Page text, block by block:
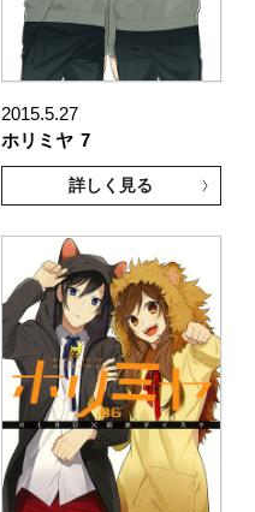
2015.5.27
ホリミヤ 7
詳しく見る